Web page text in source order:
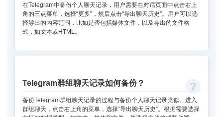
在Telegram中备份个人聊天记录，用户需要在对话页面中点击右上
角的三点菜单，选择“更多”，然后点击“导出聊天历史”。用户可以选
择导出的内容范围，比如是否包括媒体文件，以及导出的文件格
式，如文本或HTML。
Telegram群组聊天记录如何备份？
备份Telegram群组聊天记录的过程与备份个人聊天记录类似。进入
群组聊天，点击右上角的菜单，选择“导出聊天历史”。根据需要选择